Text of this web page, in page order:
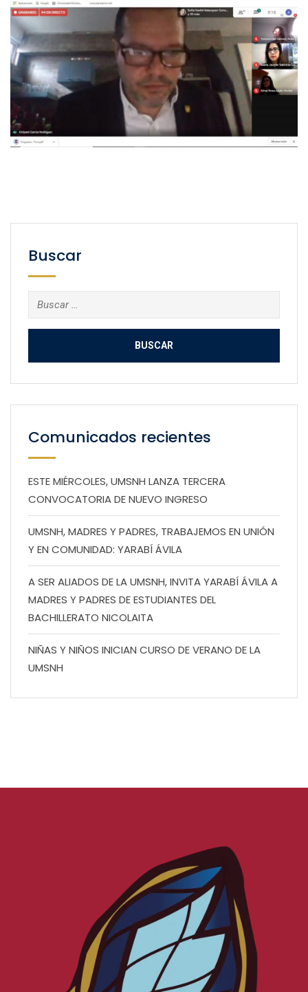
Buscar
Buscar:
Comunicados recientes
ESTE MIÉRCOLES, UMSNH LANZA TERCERA
CONVOCATORIA DE NUEVO INGRESO
UMSNH, MADRES Y PADRES, TRABAJEMOS EN UNIÓN
Y EN COMUNIDAD: YARABÍ ÁVILA
A SER ALIADOS DE LA UMSNH, INVITA YARABÍ ÁVILA A
MADRES Y PADRES DE ESTUDIANTES DEL
BACHILLERATO NICOLAITA
NIÑAS Y NIÑOS INICIAN CURSO DE VERANO DE LA
UMSNH